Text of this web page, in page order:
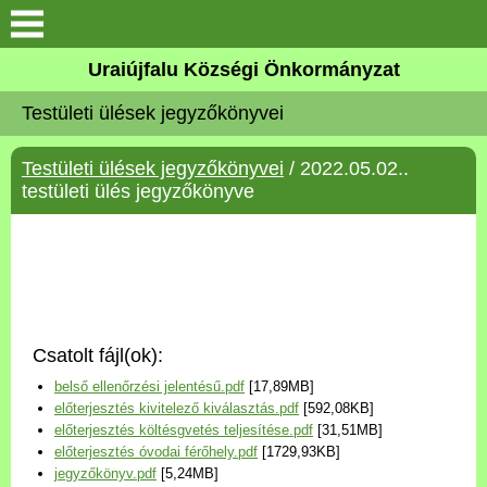
Köszöntő
Elérhetőségek
Uraiújfalu
Választási információk
Versenyképes Járások
Program
Uraiújfalu Községi Önkormányzat
Testületi ülések jegyzőkönyvei
Testületi ülések jegyzőkönyvei / 2022.05.02..
testületi ülés jegyzőkönyve
Csatolt fájl(ok):
belső ellenőrzési jelentésű.pdf [17,89MB]
előterjesztés kivitelező kiválasztás.pdf [592,08KB]
előterjesztés költésgvetés teljesítése.pdf [31,51MB]
előterjesztés óvodai férőhely.pdf [1729,93KB]
jegyzőkönyv.pdf [5,24MB]